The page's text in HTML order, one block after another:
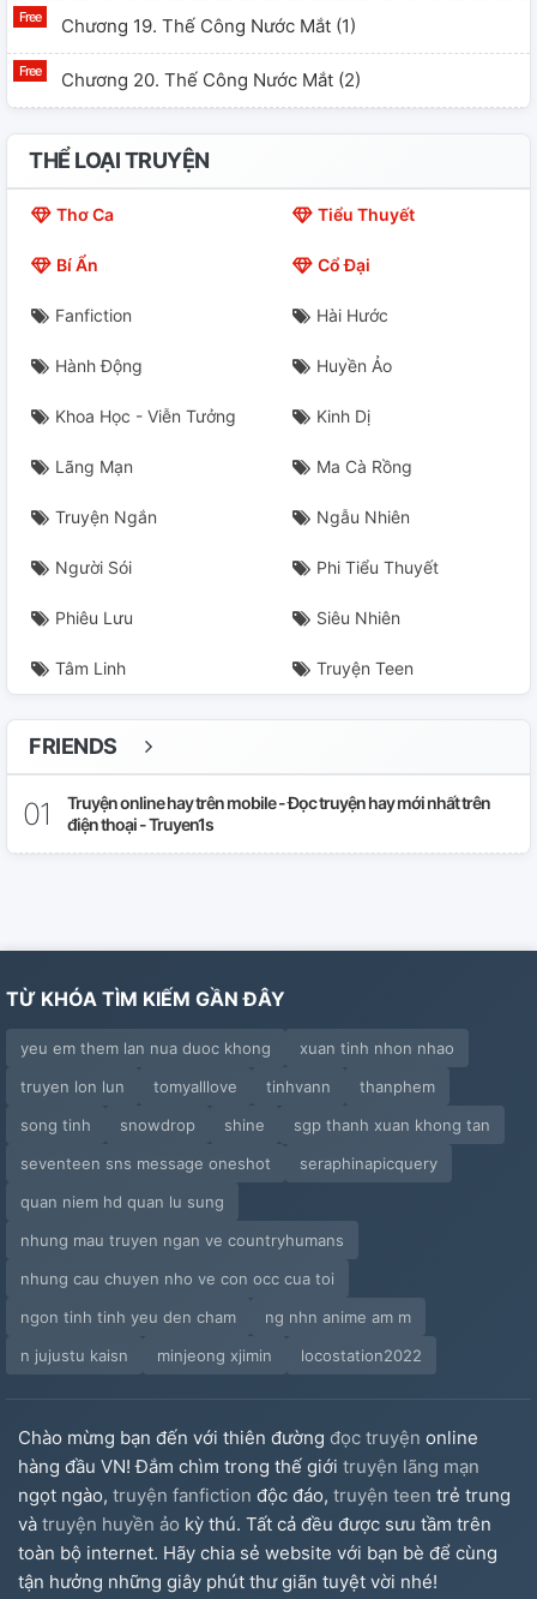
Chương 19. Thế Công Nước Mắt (1)
Chương 20. Thế Công Nước Mắt (2)
Chương 21. Thế Công Nước Mắt (3)
Chương 22. Sao Có Thể Không Thích?
Chương 26. Mỹ Thực (3) H
Chương 27. Đoạt Người?
Chương 28. Vân Phi
Chương 29. Lâm Thường Tại
Chương 30. Người Đâu Rồi?
Chương 31. Nóng Lên
Chương 33. Cự Tuyệt
Chương 34. Ngăn Cản
Chương 37. Tức Giận
Chương 38. Tỉnh Lại
Chương 40. Hà Lương Viện 2
Chương 41. Để Ý
Chương 42. Có Bỏ Được Không
Chương 43. Quá Phận
Chương 45. Nói Tốt Không Hoa Mắt Ù Tai Đâu
Chương 46. Thiên Lôi Địa Hỏa 1 (H)
Chương 47. Thiên Lôi Địa Hỏa 2 (H)
Chương 48. Thiên Lôi Địa Hỏa 3 (H)
THỂ LOẠI TRUYỆN
Thơ Ca Tiểu Thuyết
Bí Ẩn Cổ Đại
Fanfiction Hài Hước
Hành Động Huyền Ảo
Khoa Học - Viễn Tưởng Kinh Dị
Lãng Mạn Ma Cà Rồng
Truyện Ngắn Ngẫu Nhiên
Người Sói Phi Tiểu Thuyết
Phiêu Lưu Siêu Nhiên
Tâm Linh Truyện Teen
FRIENDS
Truyện online hay trên mobile - Đọc truyện hay mới nhất trên
điện thoại - Truyen1s
TỪ KHÓA TÌM KIẾM GẦN ĐÂY
yeu em them lan nua duoc khong
xuan tinh nhon nhao
truyen lon lun
tomyalllove tinhvann
thanphem
song tinh
snowdrop shine
sgp thanh xuan khong tan
seventeen sns message oneshot
seraphinapicquery
quan niem hd quan lu sung
nhung mau truyen ngan ve countryhumans
nhung cau chuyen nho ve con occ cua toi
ngon tinh tinh yeu den cham
ng nhn anime am m
n jujustu kaisn
minjeong xjimin locostation2022
Chào mừng bạn đến với thiên đường đọc truyện online
hàng đầu VN! Đắm chìm trong thế giới truyện lãng mạn
ngọt ngào, truyện fanfiction độc đáo, truyện teen trẻ trung
và truyện huyền ảo kỳ thú. Tất cả đều được sưu tầm trên
toàn bộ internet. Hãy chia sẻ website với bạn bè để cùng
tận hưởng những giây phút thư giãn tuyệt vời nhé!